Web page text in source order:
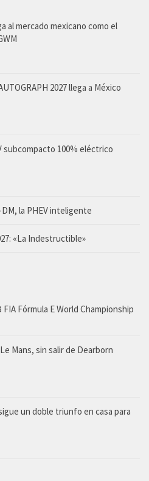
al mercado mexicano como el
2027 llega a México
subcompacto 100% eléctrico
DM, la PHEV inteligente
«La Indestructible»
Fórmula E World Championship
Mans, sin salir de Dearborn
un doble triunfo en casa para